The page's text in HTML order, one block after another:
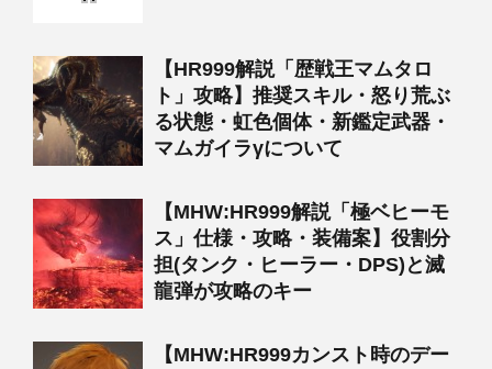
【HR999解説「歴戦王マムタロ
ト」攻略】推奨スキル・怒り荒ぶ
る状態・虹色個体・新鑑定武器・
マムガイラγについて
【MHW:HR999解説「極ベヒーモ
ス」仕様・攻略・装備案】役割分
担(タンク・ヒーラー・DPS)と滅
龍弾が攻略のキー
【MHW:HR999カンスト時のデー